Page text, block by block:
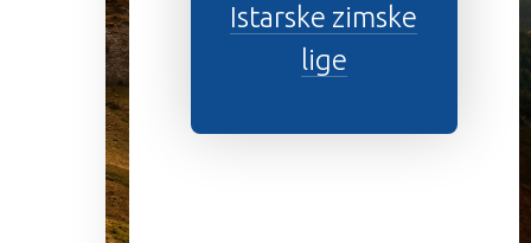
Istarske zimske
lige